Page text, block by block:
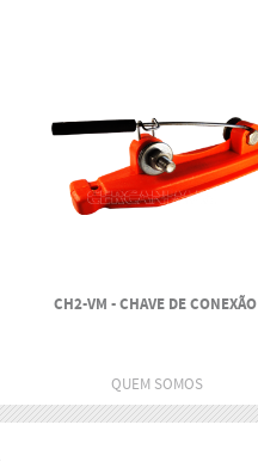
CH2-VM - CHAVE DE
QUEM SOMOS